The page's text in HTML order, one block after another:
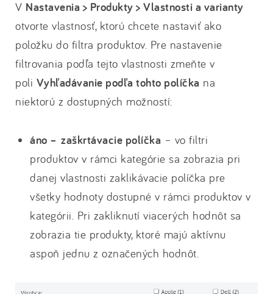
V Nastavenia > Produkty > Vlastnosti a varianty
otvorte vlastnosť, ktorú chcete nastaviť ako
položku do filtra produktov. Pre nastavenie
filtrovania podľa tejto vlastnosti zmeňte v
poli Vyhľadávanie podľa tohto políčka na
niektorú z dostupných možností:
áno – zaškrtávacie políčka – vo filtri
produktov v rámci kategórie sa zobrazia pri
danej vlastnosti zaklikávacie políčka pre
všetky hodnoty dostupné v rámci produktov v
kategórii. Pri zakliknutí viacerých hodnôt sa
zobrazia tie produkty, ktoré majú aktívnu
aspoň jednu z označených hodnôt.